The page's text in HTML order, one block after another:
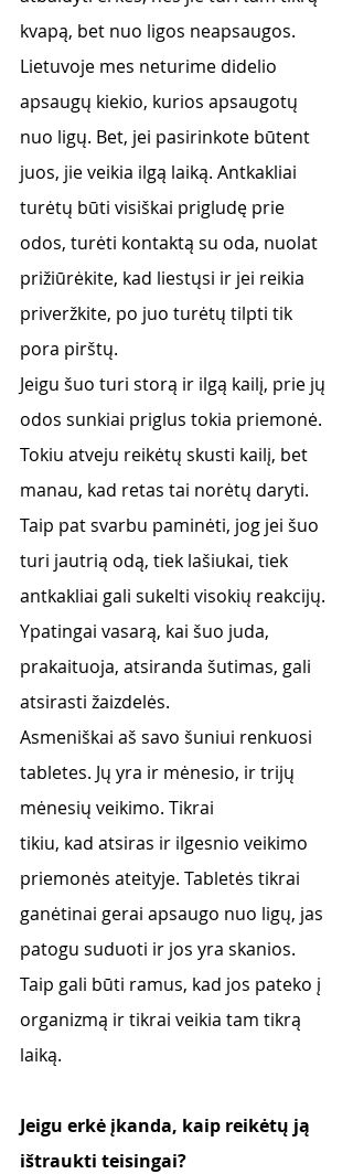
kvapą, bet nuo ligos neapsaugos.
Lietuvoje mes neturime didelio
apsaugų kiekio, kurios apsaugotų
nuo ligų. Bet, jei pasirinkote būtent
juos, jie veikia ilgą laiką. Antkakliai
turėtų būti visiškai prigludę prie
odos, turėti kontaktą su oda, nuolat
prižiūrėkite, kad liestųsi ir jei reikia
priveržkite, po juo turėtų tilpti tik
pora pirštų.
Jeigu šuo turi storą ir ilgą kailį, prie jų
odos sunkiai priglus tokia priemonė.
Tokiu atveju reikėtų skusti kailį, bet
manau, kad retas tai norėtų daryti.
Taip pat svarbu paminėti, jog jei šuo
turi jautrią odą, tiek lašiukai, tiek
antkakliai gali sukelti visokių reakcijų.
Ypatingai vasarą, kai šuo juda,
prakaituoja, atsiranda šutimas, gali
atsirasti žaizdelės.
Asmeniškai aš savo šuniui renkuosi
tabletes. Jų yra ir mėnesio, ir trijų
mėnesių veikimo. Tikrai
tikiu, kad atsiras ir ilgesnio veikimo
priemonės ateityje. Tabletės tikrai
ganėtinai gerai apsaugo nuo ligų, jas
patogu suduoti ir jos yra skanios.
Taip gali būti ramus, kad jos pateko į
organizmą ir tikrai veikia tam tikrą
laiką.
Jeigu erkė įkanda, kaip reikėtų ją
ištraukti teisingai?